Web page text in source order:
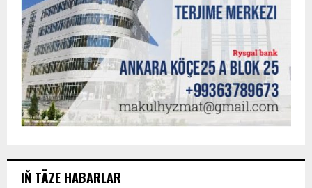
IŇ TÄZE HABARLAR